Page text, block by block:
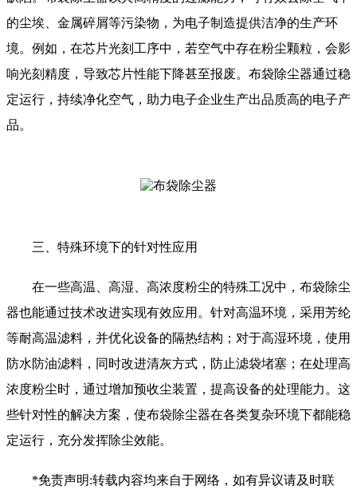
的尘埃、金属碎屑等污染物，为电子制造提供洁净的生产环
境。例如，在芯片光刻工序中，若空气中存在粉尘颗粒，会影
响光刻精度，导致芯片性能下降甚至报废。布袋除尘器通过稳
定运行，持续净化空气，助力电子企业生产出品质高的电子产
品。
三、特殊环境下的针对性应用
在一些高温、高湿、高浓度粉尘的特殊工况中，布袋除尘
器也能通过技术改进实现有效应用。针对高温环境，采用芳纶
等耐高温滤料，并优化设备的隔热结构；对于高湿环境，使用
防水防油滤料，同时改进清灰方式，防止滤袋堵塞；在处理高
浓度粉尘时，通过增加预收尘装置，提高设备的处理能力。这
些针对性的解决方案，使布袋除尘器在各类复杂环境下都能稳
定运行，充分发挥除尘效能。
*免责声明:转载内容均来自于网络，如有异议请及时联